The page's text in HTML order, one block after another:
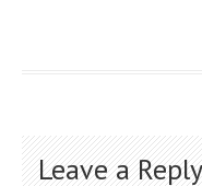
Leave a Reply